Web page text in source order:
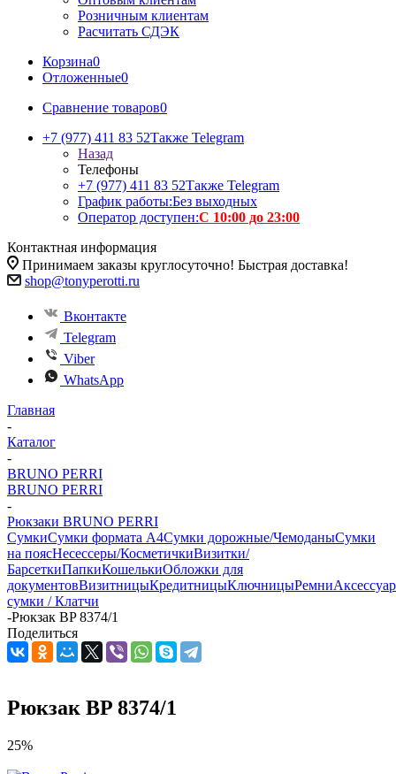
Розничным клиентам
Расчитать СДЭК
Корзина0
Отложенные0
Сравнение товаров0
+7 (977) 411 83 52Также Telegram
Назад
Телефоны
+7 (977) 411 83 52Также Telegram
График работы:Без выходных
Оператор доступен:С 10:00 до 23:00
Контактная информация
Принимаем заказы круглосуточно! Быстрая доставка!
shop@tonyperotti.ru
Вконтакте
Telegram
Viber
WhatsApp
Главная
-
Каталог
-
BRUNO PERRI
BRUNO PERRI
-
Рюкзаки BRUNO PERRI
СумкиСумки формата А4Сумки дорожные/ЧемоданыСумки
на поясНесессеры/КосметичкиВизитки/
БарсеткиПапкиКошелькиОбложки для
документовВизитницыКредитницыКлючницыРемни
сумки / Клатчи
-Рюкзак BP 8374/1
Поделиться
Рюкзак BP 8374/1
25%